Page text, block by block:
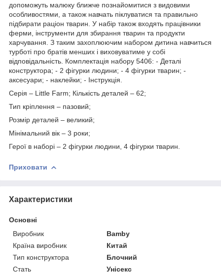
допоможуть малюку ближче познайомитися з видовими
особливостями, а також навчать піклуватися та правильно
підбирати раціон тварин. У набір також входять працівники
ферми, інструменти для збирання тварин та продукти
харчування. З таким захоплюючим набором дитина навчиться
турботі про братів менших і виховуватиме у собі
відповідальність. Комплектація набору 5406: - Деталі
конструктора; - 2 фігурки людини; - 4 фігурки тварин; -
аксесуари; - наклейки; - Інструкція.
Серія – Little Farm; Кількість деталей – 62;
Тип кріплення – пазовий;
Розмір деталей – великий;
Мінімальний вік – 3 роки;
Герої в наборі – 2 фігурки людини, 4 фігурки тварин. ⠀
Приховати
Характеристики
Основні
Виробник
Bamby
Країна виробник
Китай
Тип конструктора
Блочний
Стать
Унісекс